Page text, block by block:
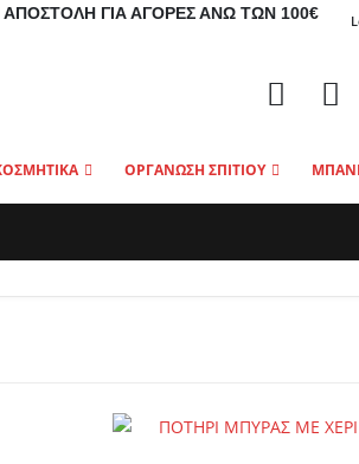
ΓΙΑ ΑΓΟΡΈΣ ΆΝΩ ΤΩΝ 100€
ΟΡΓΑΝΩΣΗ ΣΠΙΤΙΟΥ